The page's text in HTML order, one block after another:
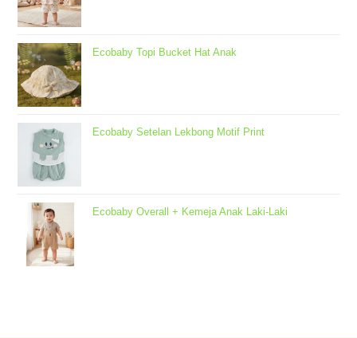
Ecobaby Topi Bucket Hat Anak
Ecobaby Setelan Lekbong Motif Print
Ecobaby Overall + Kemeja Anak Laki-Laki